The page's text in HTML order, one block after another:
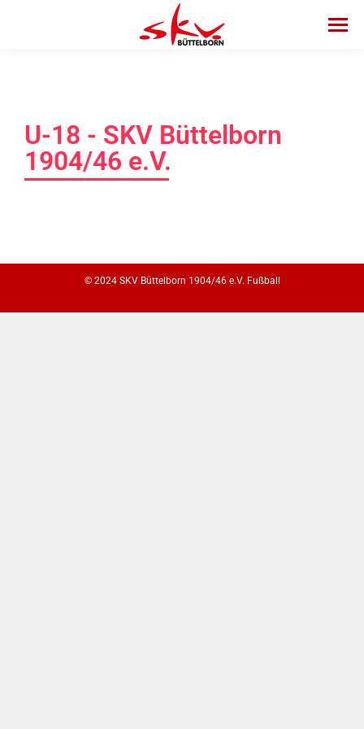
U-18 - SKV Büttelborn
1904/46 e.V.
© 2024 SKV Büttelborn 1904/46 e.V. Fußball